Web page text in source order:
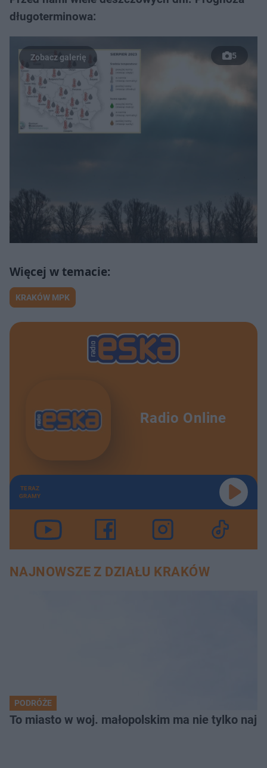
długoterminowa:
5
KRAKÓW MPK
Radio Online
TERAZ
GRAMY
NAJNOWSZE Z DZIAŁU KRAKÓW
PODRÓŻE
To miasto w woj. małopolskim ma nie tylko